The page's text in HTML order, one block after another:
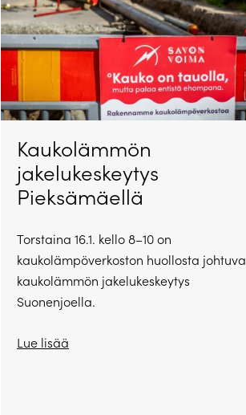
Kaukolämmön
jakelukeskeytys
Pieksämäellä
Torstaina 16.1. kello 8–10 on
kaukolämpöverkoston huollosta johtuva
kaukolämmön jakelukeskeytys
Suonenjoella.
Lue lisää